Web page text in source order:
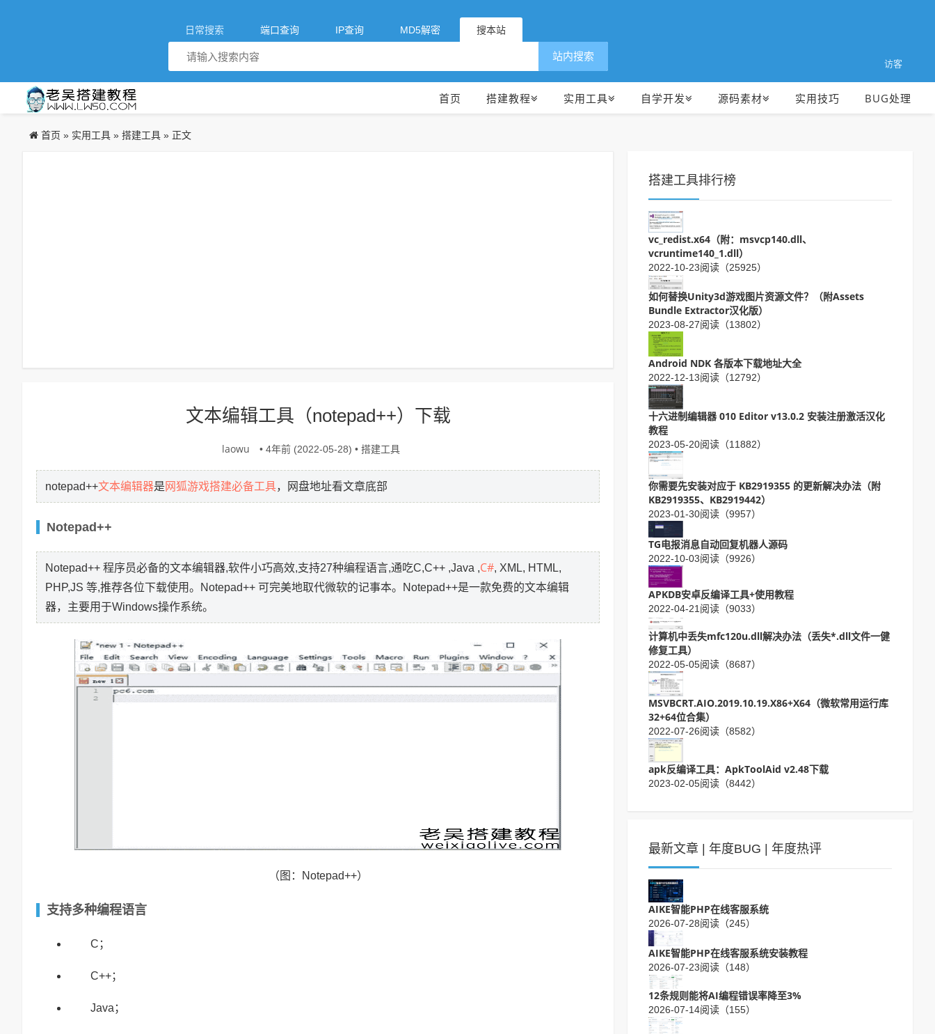
日常搜索 端口查询 IP查询 MD5解密 搜本站
访客
站内搜索
首页 搭建教程 实用工具 自学开发 源码素材 实用技巧 BUG处理
首页 » 实用工具 » 搭建工具 » 正文
文本编辑工具（notepad++）下载
laowu • 4年前 (2022-05-28) • 搭建工具
notepad++文本编辑器是网狐游戏搭建必备工具，网盘地址看文章底部
Notepad++
Notepad++ 程序员必备的文本编辑器,软件小巧高效,支持27种编程语言,通吃C,C++ ,Java ,C#, XML, HTML,
PHP,JS 等,推荐各位下载使用。Notepad++ 可完美地取代微软的记事本。Notepad++是一款免费的文本编辑
器，主要用于Windows操作系统。
（图：Notepad++）
支持多种编程语言
C；
C++；
Java；
搭建工具排行榜
vc_redist.x64（附：msvcp140.dll、
vcruntime140_1.dll）
2022-10-23阅读（25925）
如何替换Unity3d游戏图片资源文件？（附Assets
Bundle Extractor汉化版）
2023-08-27阅读（13802）
Android NDK 各版本下载地址大全
2022-12-13阅读（12792）
十六进制编辑器 010 Editor v13.0.2 安装注册激活汉化
教程
2023-05-20阅读（11882）
你需要先安装对应于 KB2919355 的更新解决办法（附
KB2919355、KB2919442）
2023-01-30阅读（9957）
TG电报消息自动回复机器人源码
2022-10-03阅读（9926）
APKDB安卓反编译工具+使用教程
2022-04-21 阅读（9033）
计算机中丢失mfc120u.dll解决办法（丢失*.dll文件一健
修复工具）
2022-05-05阅读（8687）
MSVBCRT.AIO.2019.10.19.X86+X64（微软常用运行库
32+64位合集）
2022-07-26阅读（8582）
apk反编译工具：ApkToolAid v2.48下载
2023-02-05阅读（8442）
最新文章 | 年度BUG | 年度热评
AIKE智能PHP在线客服系统
2026-07-28阅读（245）
AIKE智能PHP在线客服系统安装教程
2026-07-23阅读（148）
12条规则能将AI编程错误率降至3%
2026-07-14阅读（155）